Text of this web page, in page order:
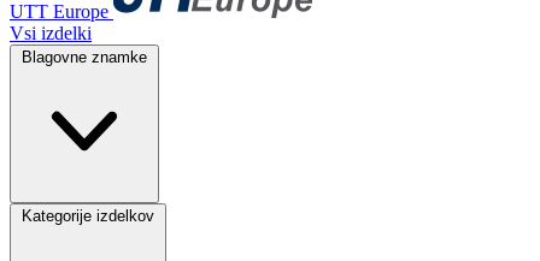
UTT Europe
Vsi izdelki
Blagovne znamke
Kategorije izdelkov